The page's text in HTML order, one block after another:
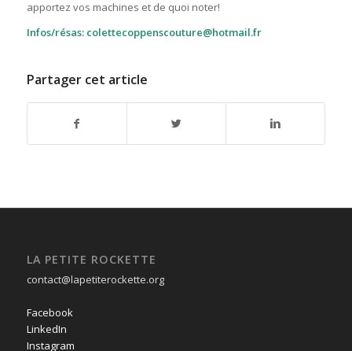
apportez vos machines et de quoi noter!
Infos/résas: colettecoppenscouture@hotmail.fr
Partager cet article
LA PETITE ROCKETTE
contact@lapetiterockette.org
Facebook
LinkedIn
Instagram